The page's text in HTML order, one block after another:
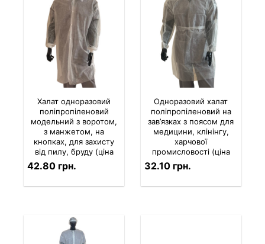
Халат одноразовий
поліпропіленовий
модельний з воротом,
з манжетом, на
кнопках, для захисту
від пилу, бруду (ціна
42.80 грн.
Одноразовий халат
поліпропіленовий на
зав’язках з поясом для
медицини, клінінгу,
харчової
промисловості (ціна
32.10 грн.